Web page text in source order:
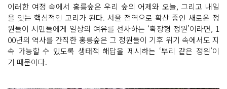
이러한 여정 속에서 홍릉숲은 우리 숲의 어제와 오늘, 그리고 내일
을 잇는 핵심적인 고리가 된다. 서울 전역으로 확산 중인 새로운 정
원들이 시민들에게 일상의 여유를 선사하는 ‘확장형 정원’이라면, 1
00년의 역사를 간직한 홍릉숲은 그 정원들이 기후 위기 속에서도 지
속 가능할 수 있도록 생태적 해답을 제시하는 ‘뿌리 같은 정원’이
기 때문이다.